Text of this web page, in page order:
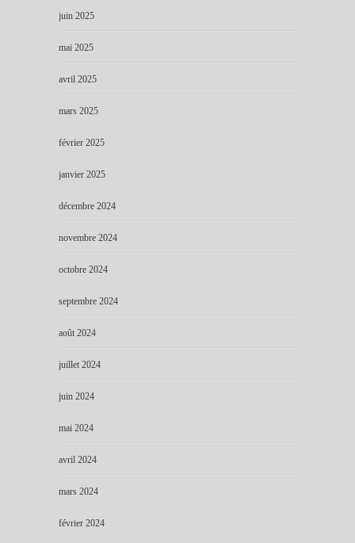
juin 2025
mai 2025
avril 2025
mars 2025
février 2025
janvier 2025
décembre 2024
novembre 2024
octobre 2024
septembre 2024
août 2024
juillet 2024
juin 2024
mai 2024
avril 2024
mars 2024
février 2024